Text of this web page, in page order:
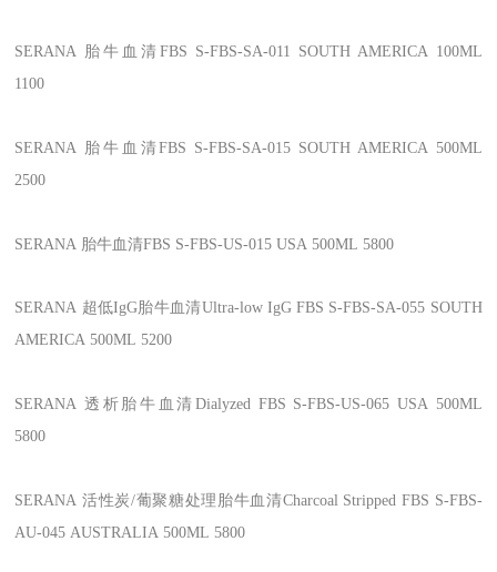
SERANA 胎牛血清FBS S-FBS-SA-011 SOUTH AMERICA 100ML
1100
SERANA 胎牛血清FBS S-FBS-SA-015 SOUTH AMERICA 500ML
2500
SERANA 胎牛血清FBS S-FBS-US-015 USA 500ML 5800
SERANA 超低IgG胎牛血清Ultra-low IgG FBS S-FBS-SA-055 SOUTH
AMERICA 500ML 5200
SERANA 透析胎牛血清Dialyzed FBS S-FBS-US-065 USA 500ML
5800
SERANA 活性炭/葡聚糖处理胎牛血清Charcoal Stripped FBS S-FBS-
AU-045 AUSTRALIA 500ML 5800